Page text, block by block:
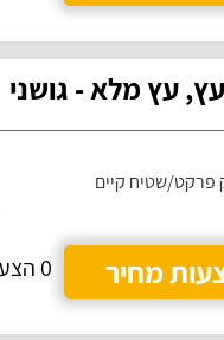
עץ מלא - גושני
פרקט/שטיח קיים
מחיר
0 הצעות מחיר